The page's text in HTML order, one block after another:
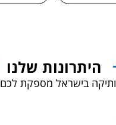
היתרונות שלנו